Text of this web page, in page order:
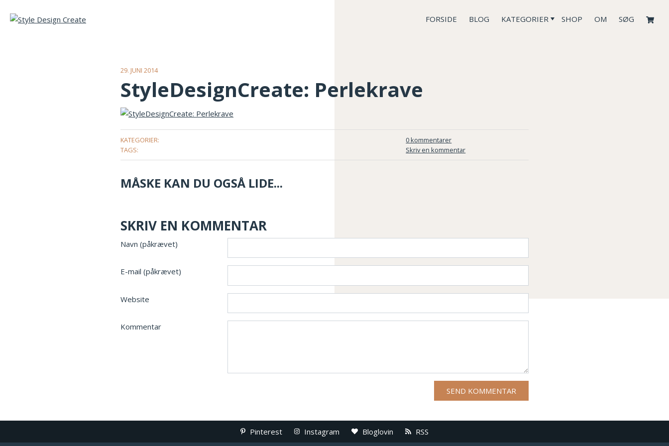
FORSIDE BLOG KATEGORIER SHOP OM SØG
29. JUNI 2014
StyleDesignCreate: Perlekrave
KATEGORIER:
TAGS:
0 kommentarer
Skriv en kommentar
MÅSKE KAN DU OGSÅ LIDE...
SKRIV EN KOMMENTAR
Navn (påkrævet)
E-mail (påkrævet)
Website
Kommentar
Pinterest Instagram Bloglovin RSS